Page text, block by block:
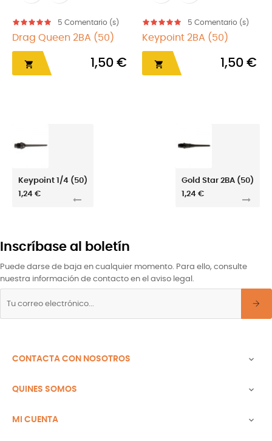
Comentario (s)
2BA (50)
1,50 €
Comentario (s)
Keypoint 2BA (50)
 1,50 €
M6 1/4 (50)

Keypoint 1/4 (50)
1,24 €
Gold Star 2BA (50)
1,24 €
Inscríbase al boletín
Puede darse de baja en cualquier momento. Para ello, consulte
nuestra información de contacto en el aviso legal.
CONTACTA CON NOSOTROS 
QUINES SOMOS 
MI CUENTA 